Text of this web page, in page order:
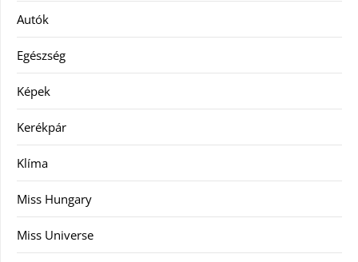
Autók
Egészség
Képek
Kerékpár
Klíma
Miss Hungary
Miss Universe